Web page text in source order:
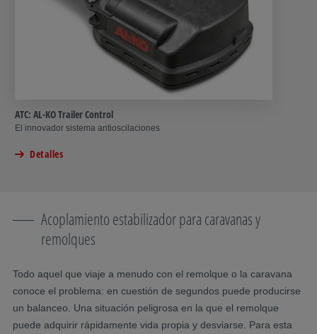
ATC: AL-KO Trailer Control
El innovador sistema antioscilaciones
Detalles
Acoplamiento estabilizador para caravanas y
remolques
Todo aquel que viaje a menudo con el remolque o la caravana
conoce el problema: en cuestión de segundos puede producirse
un balanceo. Una situación peligrosa en la que el remolque
puede adquirir rápidamente vida propia y desviarse. Para esta